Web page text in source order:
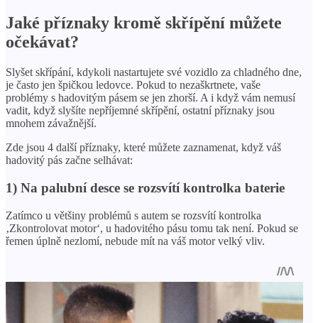
Jaké příznaky kromě skřípění můžete
očekávat?
Slyšet skřípání, kdykoli nastartujete své vozidlo za chladného dne,
je často jen špičkou ledovce. Pokud to nezaškrtnete, vaše
problémy s hadovitým pásem se jen zhorší. A i když vám nemusí
vadit, když slyšíte nepříjemné skřípění, ostatní příznaky jsou
mnohem závažnější.
Zde jsou 4 další příznaky, které můžete zaznamenat, když váš
hadovitý pás začne selhávat:
1) Na palubní desce se rozsvítí kontrolka baterie
Zatímco u většiny problémů s autem se rozsvítí kontrolka
‚Zkontrolovat motor‘, u hadovitého pásu tomu tak není. Pokud se
řemen úplně nezlomí, nebude mít na váš motor velký vliv.